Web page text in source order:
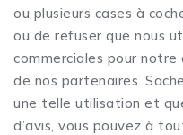
ou plusieurs cases à
ou de refuser que nous
commerciales pour
de nos partenaires.
une telle utilisation et
d’avis, vous pouvez à